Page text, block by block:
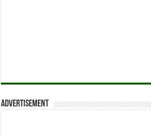
Advertisement